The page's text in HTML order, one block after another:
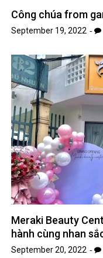
Công chúa from
September 19, 2022
Meraki Beauty
hành cùng nhan
September 20, 2022